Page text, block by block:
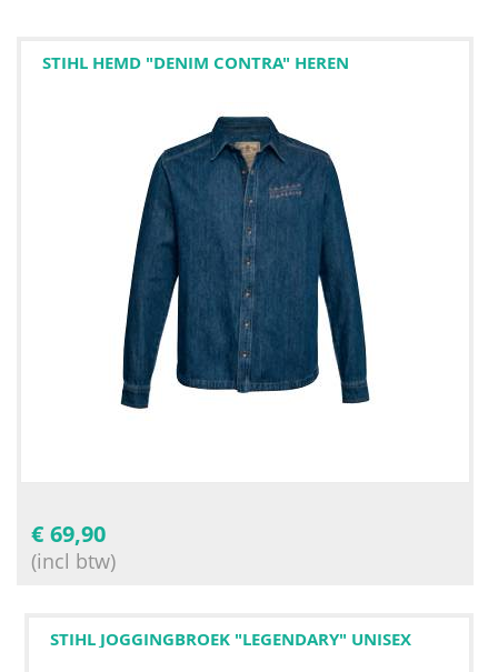
STIHL HEMD "DENIM CONTRA" HEREN
€ 69,90
(incl btw)
STIHL JOGGINGBROEK "LEGENDARY" UNISEX